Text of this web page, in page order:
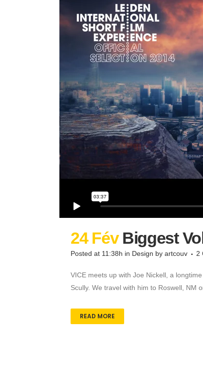
24 Fév Biggest
Posted at 11:38h in Design by artcouv 2
VICE meets up with Joe Nickell, a
Scully. We travel with him to Roswell, NM
READ MORE